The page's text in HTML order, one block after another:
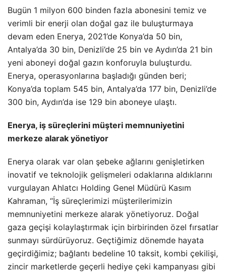
Bugün 1 milyon 600 binden fazla abonesini temiz ve
verimli bir enerji olan doğal gaz ile buluşturmaya
devam eden Enerya, 2021’de Konya’da 50 bin,
Antalya’da 30 bin, Denizli’de 25 bin ve Aydın’da 21 bin
yeni aboneyi doğal gazın konforuyla buluşturdu.
Enerya, operasyonlarına başladığı günden beri;
Konya’da toplam 545 bin, Antalya’da 177 bin, Denizli’de
300 bin, Aydın’da ise 129 bin aboneye ulaştı.
Enerya, iş süreçlerini müşteri memnuniyetini
merkeze alarak yönetiyor
Enerya olarak var olan şebeke ağlarını genişletirken
inovatif ve teknolojik gelişmeleri odaklarına aldıklarını
vurgulayan Ahlatcı Holding Genel Müdürü Kasım
Kahraman, “İş süreçlerimizi müşterilerimizin
memnuniyetini merkeze alarak yönetiyoruz. Doğal
gaza geçişi kolaylaştırmak için birbirinden özel fırsatlar
sunmayı sürdürüyoruz. Geçtiğimiz dönemde hayata
geçirdiğimiz; bağlantı bedeline 10 taksit, kombi çekilişi,
zincir marketlerde geçerli hediye çeki kampanyası gibi